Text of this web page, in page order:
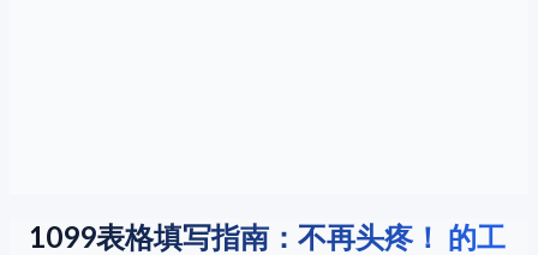
1099表格填写指南：不再头疼！ 的工